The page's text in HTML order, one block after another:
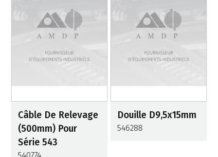
Câble De Relevage
(500mm) Pour
Série 543
540774
Douille D9,5x15mm
546288